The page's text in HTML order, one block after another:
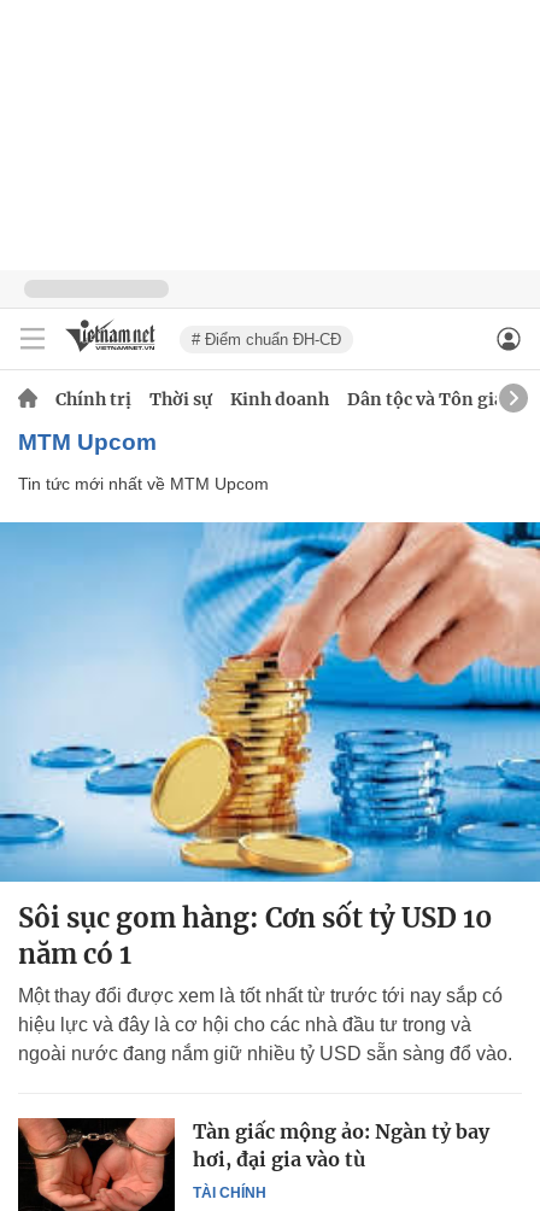
# Điểm chuẩn ĐH-CĐ
Chính trị Thời sự Kinh doanh Dân tộc và Tôn giáo
MTM Upcom
Tin tức mới nhất về MTM Upcom
Sôi sục gom hàng: Cơn sốt tỷ USD 10
năm có 1
Một thay đổi được xem là tốt nhất từ trước tới nay sắp có
hiệu lực và đây là cơ hội cho các nhà đầu tư trong và
ngoài nước đang nắm giữ nhiều tỷ USD sẵn sàng đổ vào.
TÀI CHÍNH
Tàn giấc mộng ảo: Ngàn tỷ bay
hơi, đại gia vào tù